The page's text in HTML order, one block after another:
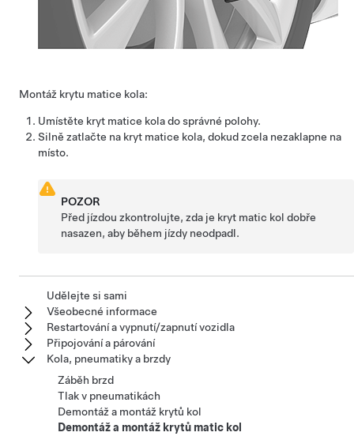
Montáž krytu matice kola:
Umístěte kryt matice kola do správné polohy.
Silně zatlačte na kryt matice kola, dokud zcela nezaklapne na
místo.
POZOR
Před jízdou zkontrolujte, zda je kryt matic kol dobře
nasazen, aby během jízdy neodpadl.
Udělejte si sami
Všeobecné informace
Restartování a vypnutí/zapnutí vozidla
Připojování a párování
Kola, pneumatiky a brzdy
Záběh brzd
Tlak v pneumatikách
Demontáž a montáž krytů kol
Demontáž a montáž krytů matic kol